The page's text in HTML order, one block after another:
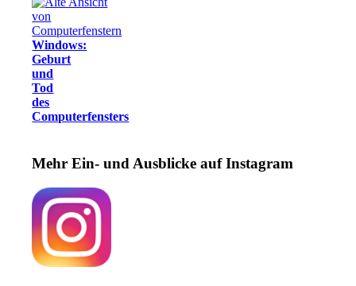
Windows:
Geburt
und
Tod
des
Computerfensters
Mehr Ein- und Ausblicke auf Instagram